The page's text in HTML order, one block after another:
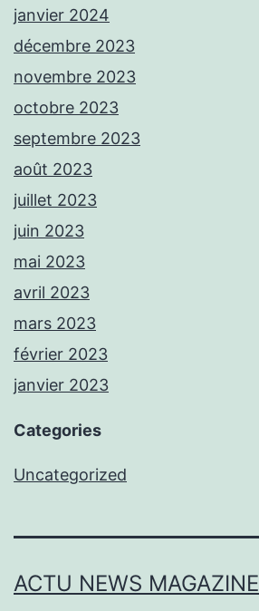
janvier 2024
décembre 2023
novembre 2023
octobre 2023
septembre 2023
août 2023
juillet 2023
juin 2023
mai 2023
avril 2023
mars 2023
février 2023
janvier 2023
Categories
Uncategorized
ACTU NEWS MAGAZINE